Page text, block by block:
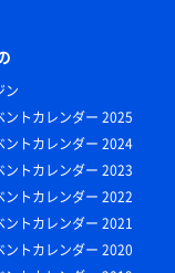
ン
ントカレンダー 2025
ントカレンダー 2024
ントカレンダー 2023
ントカレンダー 2022
ントカレンダー 2021
ントカレンダー 2020